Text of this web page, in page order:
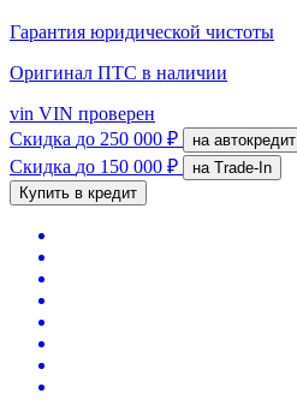
Гарантия юридической чистоты
Оригинал ПТС в наличии
vin VIN проверен
Скидка до 250 000 ₽ на автокредит
Скидка до 150 000 ₽
на Trade-In
Купить в кредит